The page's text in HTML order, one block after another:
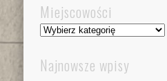
Miejscowości
Miejscowości
Najnowsze wpisy